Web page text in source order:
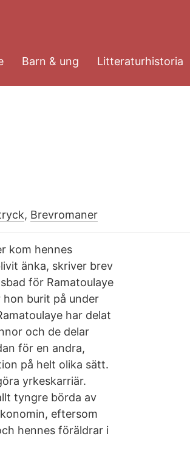
Barn & ung Litteraturhistoria
, Brevromaner
kom hennes
änka, skriver brev
för Ramatoulaye
burit på under
har delat
och de delar
för en andra,
på helt olika sätt.
yrkeskarriär.
tyngre börda av
eftersom
hennes föräldrar i